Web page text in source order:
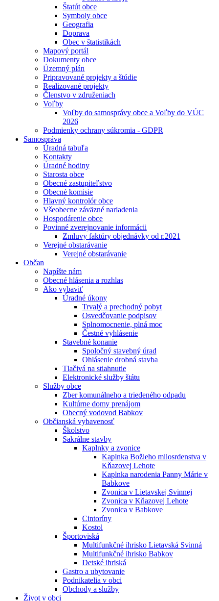
Štatút obce
Symboly obce
Geografia
Doprava
Obec v štatistikách
Mapový portál
Dokumenty obce
Územný plán
Pripravované projekty a štúdie
Realizované projekty
Členstvo v združeniach
Voľby
Voľby do samosprávy obce a Voľby do VÚC
2026
Podmienky ochrany súkromia - GDPR
Samospráva
Úradná tabuľa
Kontakty
Úradné hodiny
Starosta obce
Obecné zastupiteľstvo
Obecné komisie
Hlavný kontrolór obce
Všeobecne záväzné nariadenia
Hospodárenie obce
Povinné zverejnovanie informácii
Zmluvy faktúry objednávky od r.2021
Verejné obstarávanie
Verejné obstarávanie
Občan
Napíšte nám
Obecné hlásenia a rozhlas
Ako vybaviť
Úradné úkony
Trvalý a prechodný pobyt
Osvedčovanie podpisov
Splnomocnenie, plná moc
Čestné vyhlásenie
Stavebné konanie
Spoločný stavebný úrad
Ohlásenie drobná stavba
Tlačivá na stiahnutie
Elektronické služby štátu
Služby obce
Zber komunálneho a triedeného odpadu
Kultúrne domy prenájom
Obecný vodovod Babkov
Občianská vybavenosť
Školstvo
Sakrálne stavby
Kaplnky a zvonice
Kaplnka Božieho milosrdenstva v
Kňazovej Lehote
Kaplnka narodenia Panny Márie v
Babkove
Zvonica v Lietavskej Svinnej
Zvonica v Kňazovej Lehote
Zvonica v Babkove
Cintoríny
Kostol
Športoviská
Multifunkčné ihrisko Lietavská Svinná
Multifunkčné ihrisko Babkov
Detské ihriská
Gastro a ubytovanie
Podnikatelia v obci
Obchody a služby
Život v obci